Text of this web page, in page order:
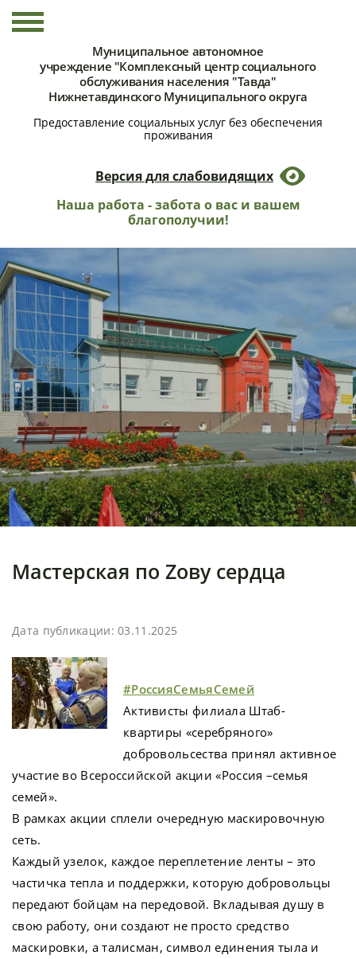
Муниципальное автономное
учреждение "Комплексный центр социального
обслуживания населения "Тавда"
Нижнетавдинского Муниципального округа
Предоставление социальных услуг без обеспечения
проживания
Версия для слабовидящих
Наша работа - забота о вас и вашем
благополучии!
Мастерская по Zову сердца
Дата публикации: 03.11.2025
#РоссияСемьяСемей
Активисты филиала Штаб-
квартиры «серебряного»
добровольсества принял активное
участие во Всероссийской акции «Россия –семья
семей».
В рамках акции сплели очередную маскировочную
сеть.
Каждый узелок, каждое переплетение ленты – это
частичка тепла и поддержки, которую добровольцы
передают бойцам на передовой. Вкладывая душу в
свою работу, они создают не просто средство
маскировки, а талисман, символ единения тыла и